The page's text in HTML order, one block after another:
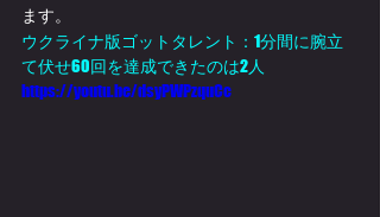
ます。
ウクライナ版ゴットタレント：1分間に腕立
て伏せ60回を達成できたのは2人
https://youtu.be/dsyPWPzquCc